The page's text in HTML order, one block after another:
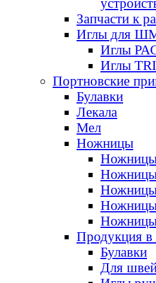
Запчасти к
Иглы для
Иглы
Иглы
Портновские
Булавки
Лекала
Мел
Ножницы
Ножницы
Ножницы
Продукция в
Булавки
Для